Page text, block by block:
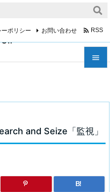




ポリシー お問い合わせ  RSS
and Seize「監視」
B!